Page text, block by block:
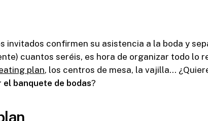
invitados confirmen su asistencia a la boda y
cuantos seréis, es hora de organizar todo lo
plan, los centros de mesa, la vajilla…
el banquete de bodas?